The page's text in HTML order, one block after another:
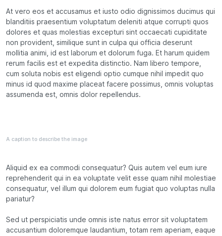
At vero eos et accusamus et iusto odio dignissimos ducimus qui
blanditiis praesentium voluptatum deleniti atque corrupti quos
dolores et quas molestias excepturi sint occaecati cupiditate
non provident, similique sunt in culpa qui officia deserunt
mollitia animi, id est laborum et dolorum fuga. Et harum quidem
rerum facilis est et expedita distinctio. Nam libero tempore,
cum soluta nobis est eligendi optio cumque nihil impedit quo
minus id quod maxime placeat facere possimus, omnis voluptas
assumenda est, omnis dolor repellendus.
A caption to describe the image
Aliquid ex ea commodi consequatur? Quis autem vel eum iure
reprehenderit qui in ea voluptate velit esse quam nihil molestiae
consequatur, vel illum qui dolorem eum fugiat quo voluptas nulla
pariatur?
Sed ut perspiciatis unde omnis iste natus error sit voluptatem
accusantium doloremque laudantium, totam rem aperiam, eaque